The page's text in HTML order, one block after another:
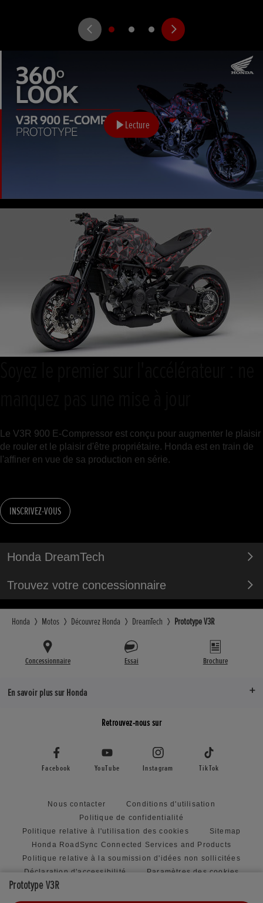
Prototype V3R
Lecture
Le V3R 900 E-Compressor est conçu pour augmenter le plaisir
de rouler et le plaisir d'être propriétaire. Honda est en train de
l'affiner en vue de sa production en série.
INSCRIVEZ-VOUS
Honda DreamTech
Trouvez votre concessionnaire
Honda Motos Découvrez Honda DreamTech Prototype V3R
Concessionnaire Essai Brochure
En savoir plus sur Honda
Retrouvez-nous sur
Facebook YouTube Instagram TikTok
Nous contacter
Conditions d'utilisation
Politique de confidentialité
Politique relative à l'utilisation des cookies
Sitemap
Honda RoadSync Connected Services and Products
Politique relative à la soumission d'idées non sollicitées
Déclaration d'accessibilité
Paramètres des cookies